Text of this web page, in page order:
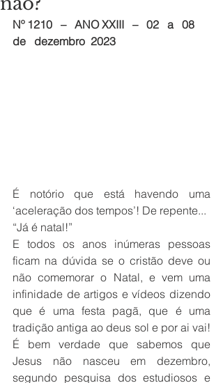
Nº 1210   –   ANO XXIII   –   02   a   08
de   dezembro  2023
É notório que está havendo uma
‘aceleração dos tempos’! De repente...
“Já é natal!”
E todos os anos inúmeras pessoas
ficam na dúvida se o cristão deve ou
não comemorar o Natal, e vem uma
infinidade de artigos e vídeos dizendo
que é uma festa pagã, que é uma
tradição antiga ao deus sol e por ai vai!
É bem verdade que sabemos que
Jesus não nasceu em dezembro,
segundo pesquisa dos estudiosos e